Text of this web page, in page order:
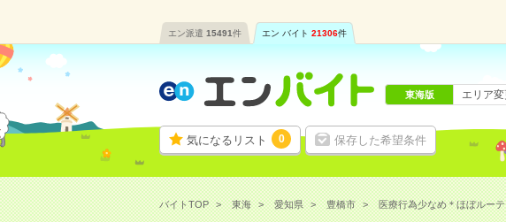
エン派遣 15491件 エン バイト 21306件
気になるリスト 0 保存した希望条件
東海版 エリア変
バイトTOP 東海 愛知県 豊橋市 医療行為少なめ＊ほぼルー